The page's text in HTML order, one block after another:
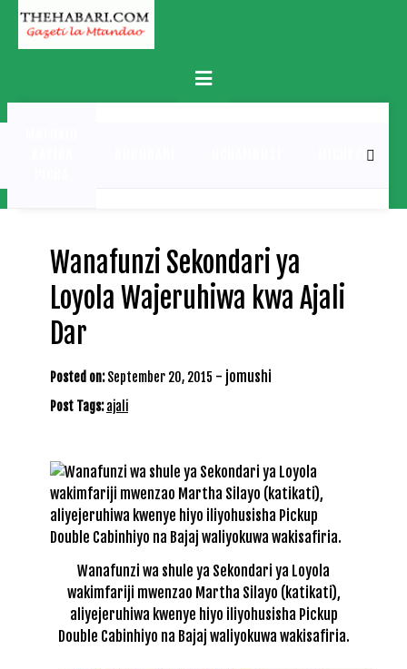
Skip
content
Primary
Menu
MICHEZO
Wanafunzi Sekondari ya
Loyola Wajeruhiwa kwa Ajali
Dar
Posted on: September 20, 2015 - jomushi
Post Tags:ajali
Wanafunzi wa shule ya Sekondari ya Loyola
wakimfariji mwenzao Martha Silayo (katikati),
aliyejeruhiwa kwenye hiyo iliyohusisha Pickup
Double Cabinhiyo na Bajaj waliyokuwa wakisafiria.